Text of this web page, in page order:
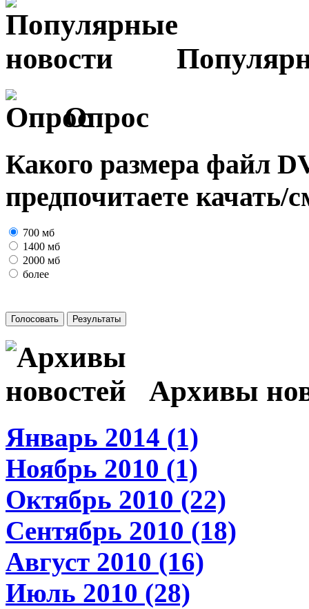
Опрос
Какого размера файл
предпочитаете качать/
700 мб
1400 мб
2000 мб
более
Архивы
Январь 2014 (1)
Ноябрь 2010 (1)
Октябрь 2010 (22)
Сентябрь 2010 (18)
Август 2010 (16)
Июль 2010 (28)